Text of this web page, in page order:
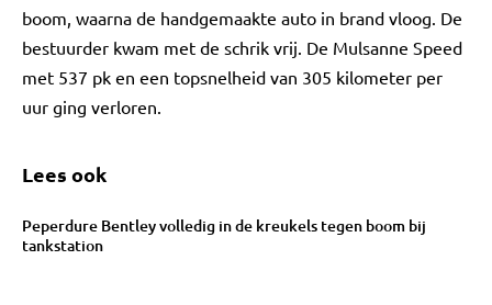
boom, waarna de handgemaakte auto in brand vloog. De
bestuurder kwam met de schrik vrij. De Mulsanne Speed
met 537 pk en een topsnelheid van 305 kilometer per
uur ging verloren.
Lees ook
Peperdure Bentley volledig in de kreukels tegen boom bij
tankstation